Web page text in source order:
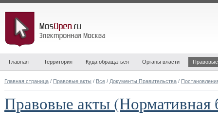
Главная Территория Куда обращаться Органы власти
Главная страница / Правовые акты / Все / Документы Правительства /
Правовые акты (Нормативная